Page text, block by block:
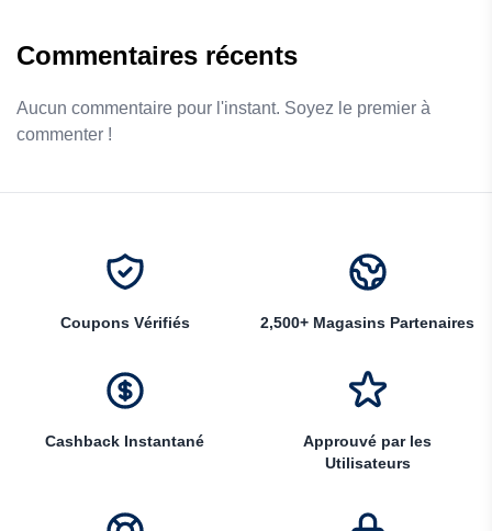
Commentaires récents
Aucun commentaire pour l'instant. Soyez le premier à
commenter !
Coupons Vérifiés 2,500+ Magasins Partenaires
Cashback Instantané
Approuvé par les
Utilisateurs